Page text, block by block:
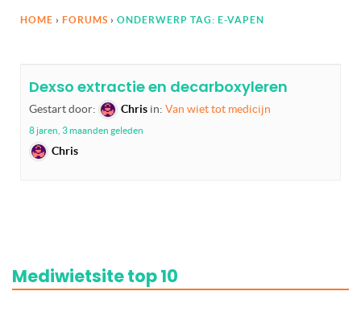
HOME › FORUMS › ONDERWERP TAG: E-VAPEN
Dexso extractie en decarboxyleren
Gestart door: Chris in: Van wiet tot medicijn
8 jaren, 3 maanden geleden
Chris
Mediwietsite top 10